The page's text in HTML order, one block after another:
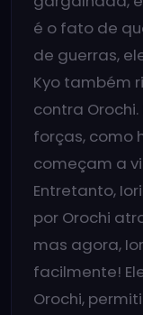
é o fato de
de guerras,
Kyo também
contra
forças, como
começam a
Entretanto,
por Orochi
mas agora,
facilmente!
Orochi,